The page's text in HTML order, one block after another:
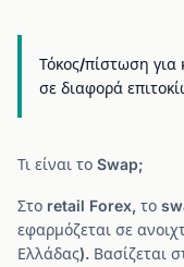
Τόκος/πίστωση
σε διαφορά
Τι είναι το Swap;
Στο retail Forex, το
εφαρμόζεται σε
Ελλάδας). Βασίζεται